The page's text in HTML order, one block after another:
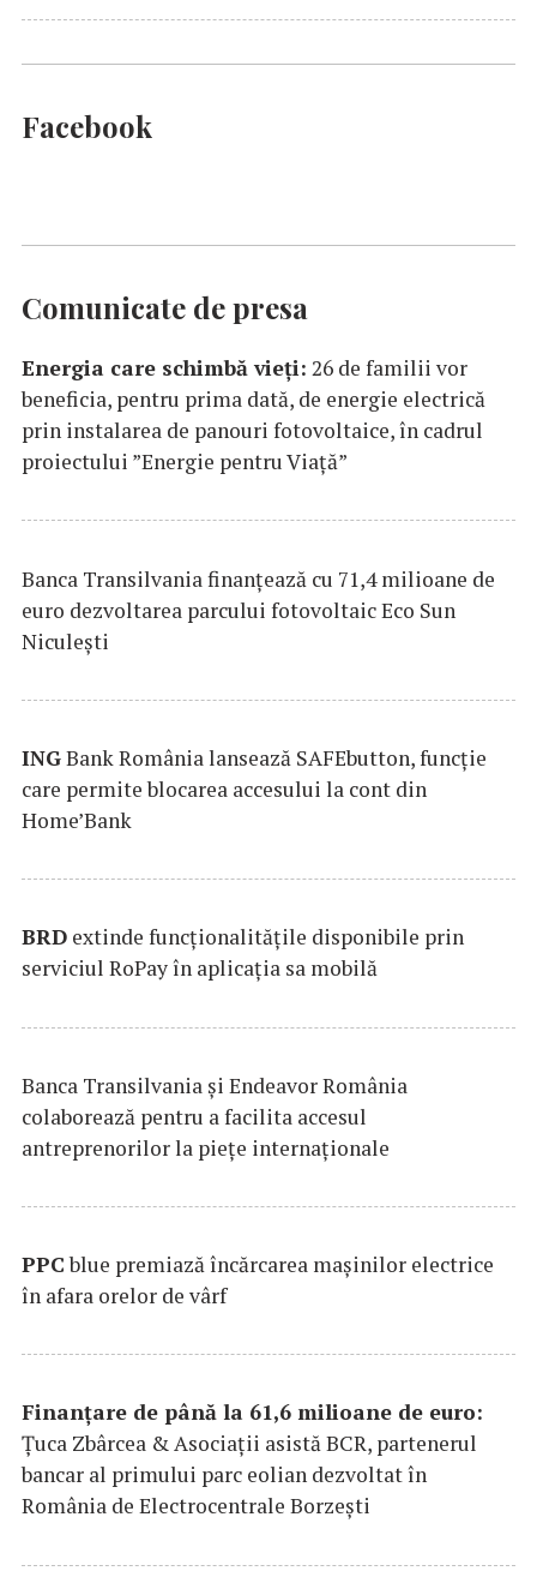
Facebook
Comunicate de presa
Energia care schimbă vieți: 26 de familii vor
beneficia, pentru prima dată, de energie electrică
prin instalarea de panouri fotovoltaice, în cadrul
proiectului ”Energie pentru Viață”
Banca Transilvania finanțează cu 71,4 milioane de
euro dezvoltarea parcului fotovoltaic Eco Sun
Niculești
INGBank România lansează SAFEbutton, funcţie
care permite blocarea accesului la cont din
Home’Bank
BRD extinde funcţionalităţile disponibile prin
serviciul RoPay în aplicaţia sa mobilă
Banca Transilvania şi Endeavor România
colaborează pentru a facilita accesul
antreprenorilor la pieţe internaţionale
PPCblue premiază încărcarea maşinilor electrice
în afara orelor de vârf
Finanțare de până la 61,6 milioane de euro:
Țuca Zbârcea & Asociații asistă BCR, partenerul
bancar al primului parc eolian dezvoltat în
România de Electrocentrale Borzești